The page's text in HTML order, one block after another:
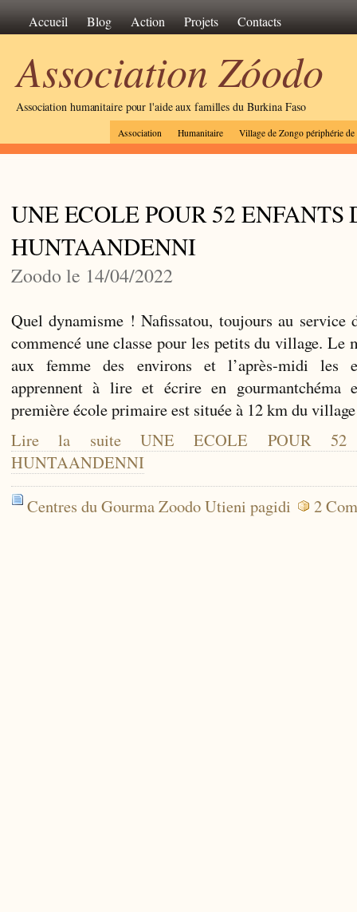
Accueil Blog Action Projets Contacts
Association Zóodo
Association humanitaire pour l'aide aux familles du Burkina Faso
Association Humanitaire Village de Zongo périphérie de
UNE ECOLE POUR 52 ENFANTS
HUNTAANDENNI
Zoodo le 14/04/2022
Quel dynamisme ! Nafissatou, toujours au service
commencé une classe pour les petits du village. Le
aux femme des environs et l’après-midi les
apprennent à lire et écrire en gourmantchéma
première école primaire est située à 12 km du
Lire la suite UNE ECOLE POUR 52
HUNTAANDENNI
Centres du Gourma Zoodo Utieni pagidi
2